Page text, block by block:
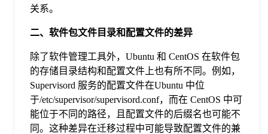
关系。
二、软件包文件目录和配置文件的差异
除了软件管理工具外，Ubuntu 和 CentOS 在软件包
的存储目录结构和配置文件上也有所不同。例如，
Supervisord 服务的配置文件在Ubuntu 中位
于/etc/supervisor/supervisord.conf，而在 CentOS 中可
能位于不同的路径，且配置文件的后缀名也可能不
同。这种差异在迁移过程中可能导致配置文件的兼